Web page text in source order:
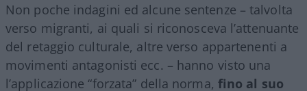
Non poche indagini ed alcune sentenze – talvolta
verso migranti, ai quali si riconosceva l’attenuante
del retaggio culturale, altre verso appartenenti a
movimenti antagonisti ecc. – hanno visto una
l’applicazione “forzata” della norma, fino al suo